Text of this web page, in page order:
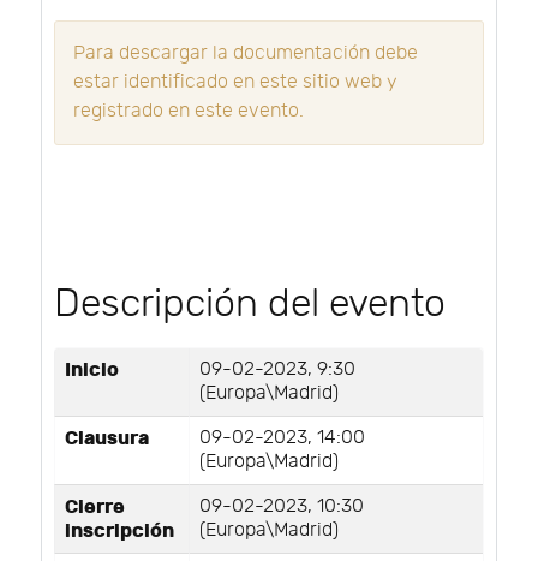
Para descargar la documentación debe
estar identificado en este sitio web y
registrado en este evento.
Descripción del evento
Inicio
09-02-2023, 9:30
(Europa\Madrid)
Clausura
09-02-2023, 14:00
(Europa\Madrid)
Cierre
inscripción
09-02-2023, 10:30
(Europa\Madrid)